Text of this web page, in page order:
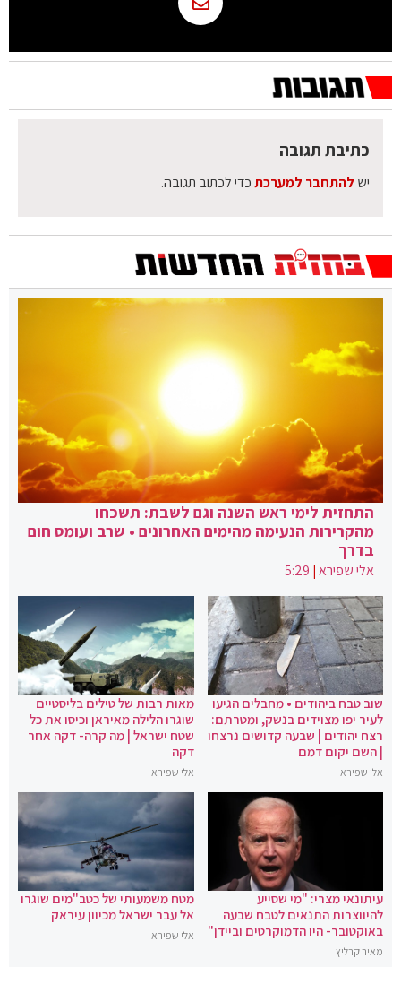
כתיבת תגובה
יש להתחבר למערכתכדי לכתוב תגובה.
התחזית לימי ראש השנה וגם לשבת: תשכחו
מהקרירות הנעימה מהימים האחרונים • שרב ועומס חום
בדרך
אלי שפירא|
5:29
שוב טבח ביהודים • מחבלים הגיעו
לעיר יפו מצוידים בנשק, ומטרתם:
רצח יהודים | שבעה קדושים נרצחו
| השם יקום דמם
אלי שפירא
מאות רבות של טילים בליסטיים
שוגרו הלילה מאיראן וכיסו את כל
שטח ישראל | מה קרה- דקה אחר
דקה
אלי שפירא
עיתונאי מצרי: "מי שסייע
להיווצרות התנאים לטבח שבעה
באוקטובר- היו הדמוקרטים וביידן"
מאיר קרליץ
מטח משמעותי של כטב"מים שוגרו
אל עבר ישראל מכיוון עיראק
אלי שפירא